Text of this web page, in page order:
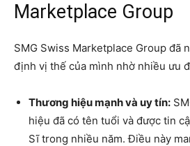
Marketplace Group
SMG Swiss Marketplace Group đã
định vị thế của mình nhờ nhiều ưu
Thương hiệu mạnh và uy tín:
hiệu đã có tên tuổi và được tin
Sĩ trong nhiều năm. Điều này